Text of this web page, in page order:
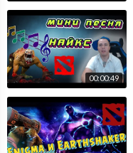
00:00:49